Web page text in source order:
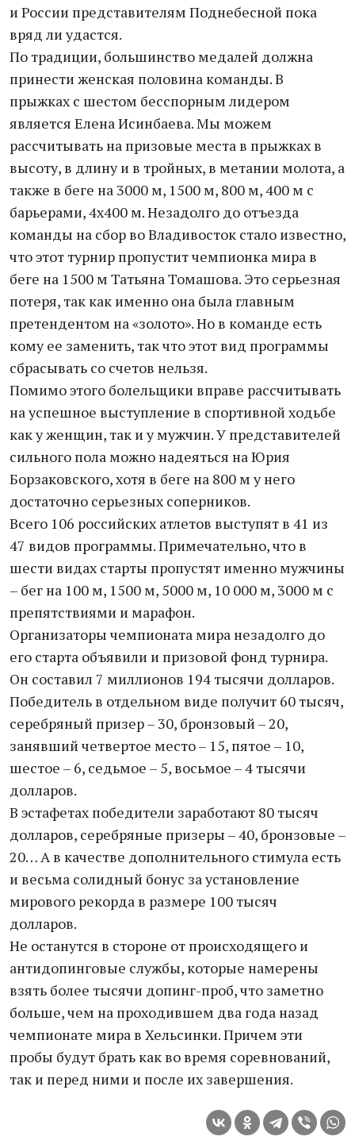
и России представителям Поднебесной пока
вряд ли удастся.
По традиции, большинство медалей должна
принести женская половина команды. В
прыжках с шестом бесспорным лидером
является Елена Исинбаева. Мы можем
рассчитывать на призовые места в прыжках в
высоту, в длину и в тройных, в метании молота, а
также в беге на 3000 м, 1500 м, 800 м, 400 м с
барьерами, 4х400 м. Незадолго до отъезда
команды на сбор во Владивосток стало известно,
что этот турнир пропустит чемпионка мира в
беге на 1500 м Татьяна Томашова. Это серьезная
потеря, так как именно она была главным
претендентом на «золото». Но в команде есть
кому ее заменить, так что этот вид программы
сбрасывать со счетов нельзя.
Помимо этого болельщики вправе рассчитывать
на успешное выступление в спортивной ходьбе
как у женщин, так и у мужчин. У представителей
сильного пола можно надеяться на Юрия
Борзаковского, хотя в беге на 800 м у него
достаточно серьезных соперников.
Всего 106 российских атлетов выступят в 41 из
47 видов программы. Примечательно, что в
шести видах старты пропустят именно мужчины
– бег на 100 м, 1500 м, 5000 м, 10 000 м, 3000 м с
препятствиями и марафон.
Организаторы чемпионата мира незадолго до
его старта объявили и призовой фонд турнира.
Он составил 7 миллионов 194 тысячи долларов.
Победитель в отдельном виде получит 60 тысяч,
серебряный призер – 30, бронзовый – 20,
занявший четвертое место – 15, пятое – 10,
шестое – 6, седьмое – 5, восьмое – 4 тысячи
долларов.
В эстафетах победители заработают 80 тысяч
долларов, серебряные призеры – 40, бронзовые –
20… А в качестве дополнительного стимула есть
и весьма солидный бонус за установление
мирового рекорда в размере 100 тысяч
долларов.
Не останутся в стороне от происходящего и
антидопинговые службы, которые намерены
взять более тысячи допинг-проб, что заметно
больше, чем на проходившем два года назад
чемпионате мира в Хельсинки. Причем эти
пробы будут брать как во время соревнований,
так и перед ними и после их завершения.